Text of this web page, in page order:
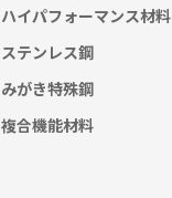
ハイパフォーマンス材料
ステンレス鋼
みがき特殊鋼
複合機能材料